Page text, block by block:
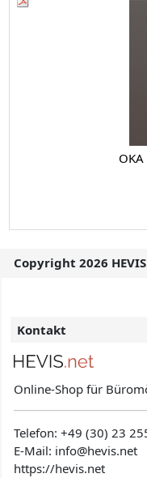
Copyright 2026
Kontakt
Online-Shop für
Telefon:+49 (30) 23
E-Mail: info@hevis.net
https://hevis.net